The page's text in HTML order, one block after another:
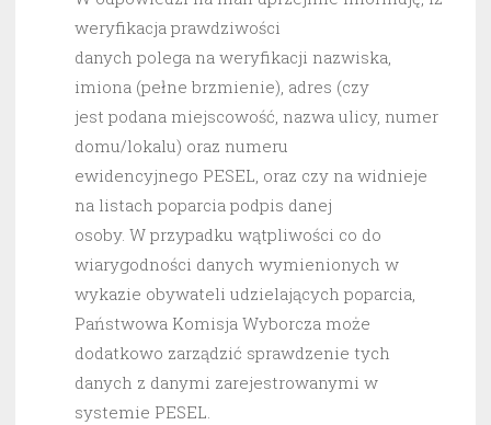
weryfikacja prawdziwości
danych polega na weryfikacji nazwiska,
imiona (pełne brzmienie), adres (czy
jest podana miejscowość, nazwa ulicy, numer
domu/lokalu) oraz numeru
ewidencyjnego PESEL, oraz czy na widnieje
na listach poparcia podpis danej
osoby. W przypadku wątpliwości co do
wiarygodności danych wymienionych w
wykazie obywateli udzielających poparcia,
Państwowa Komisja Wyborcza może
dodatkowo zarządzić sprawdzenie tych
danych z danymi zarejestrowanymi w
systemie PESEL.